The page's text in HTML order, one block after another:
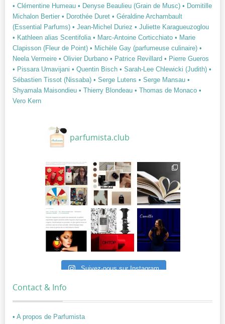
• Clémentine Humeau • Denyse Beaulieu (Grain de Musc) • Domitille
Michalon Bertier • Dorothée Duret • Géraldine Archambault
(Essential Parfums) • Jean-Michel Duriez • Juliette Karagueuzoglou
• Kathleen alias Scentifolia • Marc-Antoine Corticchiato • Marie
Clapisson (Fleur de Point) • Michèle Gay (parfumeuse culinaire) •
Neela Vermeire • Olivier Durbano • Patrice Revillard • Pierre Gueros
• Pissara Umavijani • Quentin Bisch • Sarah-Lee Chlewicki (Judith) •
Sébastien Tissot (Nissaba) • Serge Lutens • Serge Mansau •
Shyamala Maisondieu • Thierry Blondeau • Thomas de Monaco •
Vero Kern
parfumista.club
Suivez-nous sur Instagram
Contact & Info
• A propos de Parfumista